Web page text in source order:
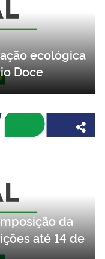
ecológica
Doce
da
até 14 de